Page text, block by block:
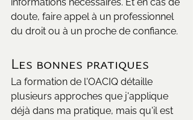
doute, faire appel à un professionnel
du droit ou à un proche de confiance.
Les bonnes pratiques
La formation de l'OACIQ détaille
plusieurs approches que j'applique
déjà dans ma pratique, mais qu'il est